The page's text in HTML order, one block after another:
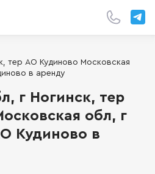
тер АО Кудиново Московская
в аренду
г Ногинск, тер
обл, г
Кудиново в